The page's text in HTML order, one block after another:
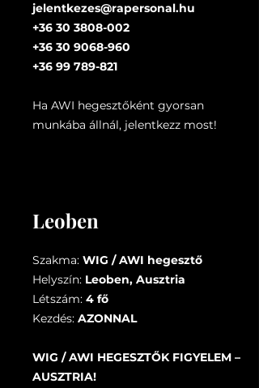
jelentkezes@rapersonal.hu
+36 30 3808-002
+36 30 9068-960
+36 99 789-821
Ha AWI hegesztőként gyorsan
munkába állnál, jelentkezz most!
Leoben
Szakma: WIG / AWI hegesztő
Helyszín: Leoben, Ausztria
Létszám: 4 fő
Kezdés: AZONNAL
WIG / AWI HEGESZTŐK FIGYELEM –
AUSZTRIA!